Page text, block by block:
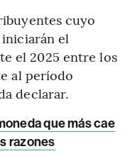
cuyo
el
el 2025 entre los
al período
declarar.
que más cae
razones